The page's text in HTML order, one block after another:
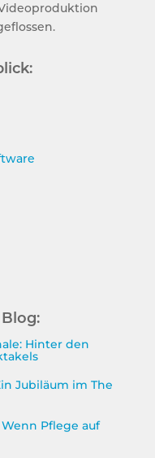
Hinter den
Jubiläum im The
Pflege auf